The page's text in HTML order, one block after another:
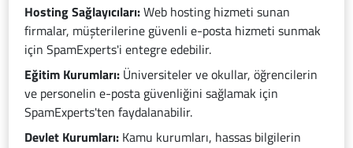
Hosting Sağlayıcıları:Web hosting hizmeti sunan
firmalar, müşterilerine güvenli e-posta hizmeti sunmak
için SpamExperts'i entegre edebilir.
Eğitim Kurumları: Üniversiteler ve okullar, öğrencilerin
ve personelin e-posta güvenliğini sağlamak için
SpamExperts'ten faydalanabilir.
Devlet Kurumları: Kamu kurumları, hassas bilgilerin